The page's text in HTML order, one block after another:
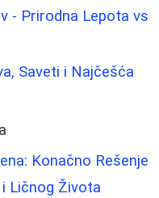
- Prirodna Lepota vs
Saveti i Najčešća
Konačno Rešenje
Ličnog Života